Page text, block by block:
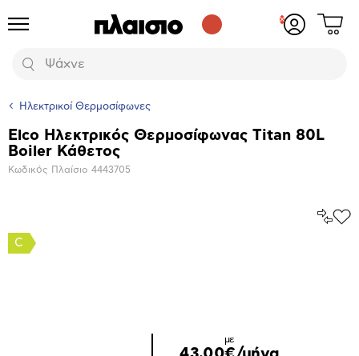
Προϊόντα
Αναζήτηση
Δες
Ηλεκτρικοί Θερμοσίφωνες
Βασικά
χαρακτηριστικά
Elco Ηλεκτρικός Θερμοσίφωνας Titan 80L
Boiler Κάθετος
Κωδικός Πλαίσιο 4443705
C
με